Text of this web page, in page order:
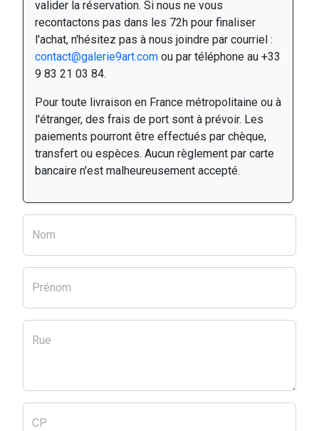
valider la réservation. Si nous ne vous
recontactons pas dans les 72h pour finaliser
l'achat, n'hésitez pas à nous joindre par courriel :
contact@galerie9art.com ou par téléphone au +33
9 83 21 03 84.
Pour toute livraison en France métropolitaine ou à
l'étranger, des frais de port sont à prévoir. Les
paiements pourront être effectués par chèque,
transfert ou espèces. Aucun règlement par carte
bancaire n'est malheureusement accepté.
Nom
Prénom
Rue
CP